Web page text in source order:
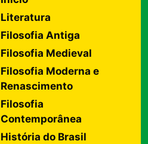
Literatura
Filosofia Antiga
Filosofia Medieval
Filosofia Moderna e
Renascimento
Filosofia
Contemporânea
História do Brasil